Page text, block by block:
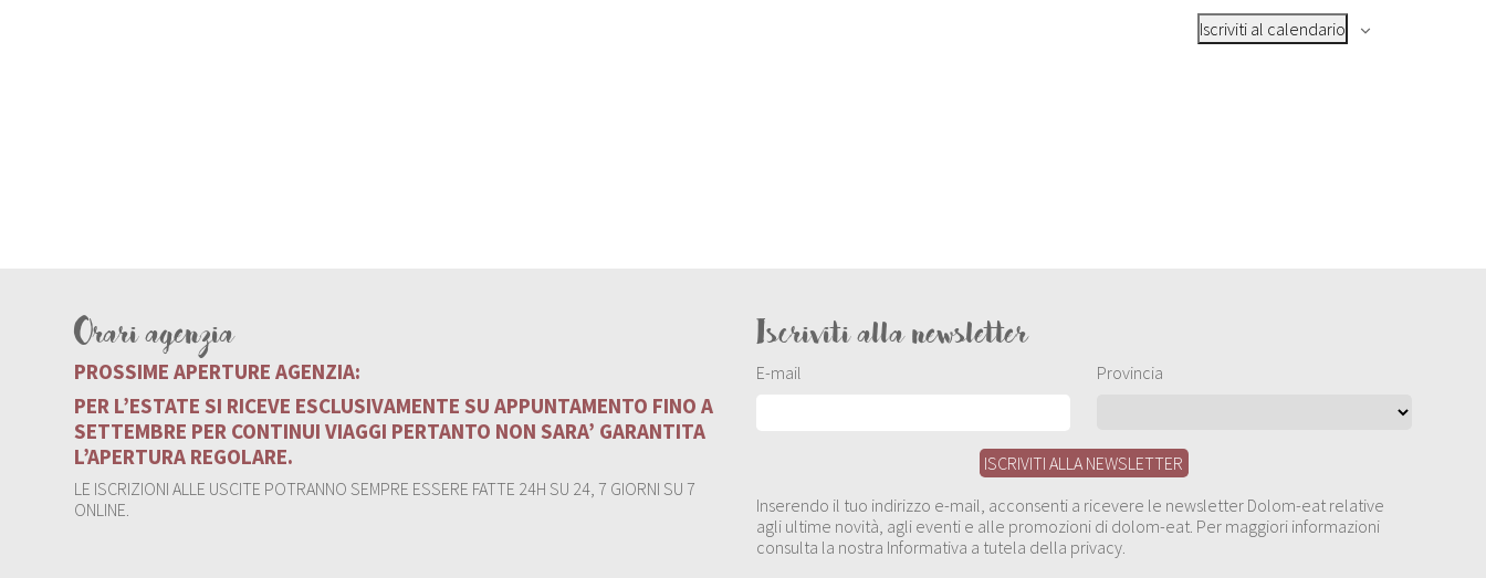
Iscriviti al calendario
Orari agenzia
PROSSIME APERTURE AGENZIA:
PER L’ESTATE SI RICEVE ESCLUSIVAMENTE SU APPUNTAMENTO FINO A
SETTEMBRE PER CONTINUI VIAGGI PERTANTO NON SARA’ GARANTITA
L’APERTURA REGOLARE.
LE ISCRIZIONI ALLE USCITE POTRANNO SEMPRE ESSERE FATTE 24H SU 24, 7 GIORNI SU 7
ONLINE.
Iscriviti alla newsletter
E-mail Provincia
Inserendo il tuo indirizzo e-mail, acconsenti a ricevere le newsletter Dolom-eat relative
agli ultime novità, agli eventi e alle promozioni di dolom-eat. Per maggiori informazioni
consulta la nostra Informativa a tutela della privacy.